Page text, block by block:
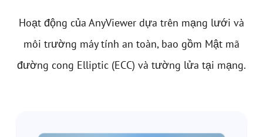
Hoạt động của AnyViewer dựa trên mạng lưới và
môi trường máy tính an toàn, bao gồm Mật mã
đường cong Elliptic (ECC) và tường lửa tại mạng.